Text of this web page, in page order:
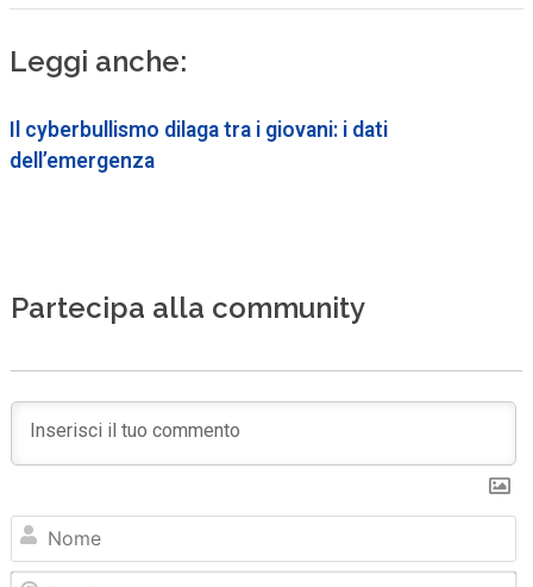
Leggi anche:
Il cyberbullismo dilaga tra i giovani: i dati
dell’emergenza
Partecipa alla community